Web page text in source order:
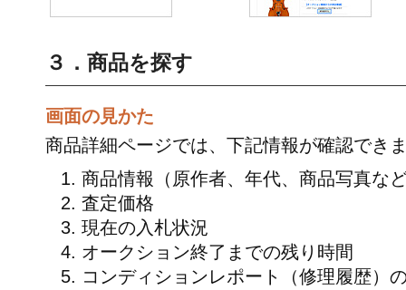
３．商品を探す
画面の見かた
商品詳細ページでは、下記情報が確認でき
商品情報（原作者、年代、商品写真な
査定価格
現在の入札状況
オークション終了までの残り時間
コンディションレポート（修理履歴）